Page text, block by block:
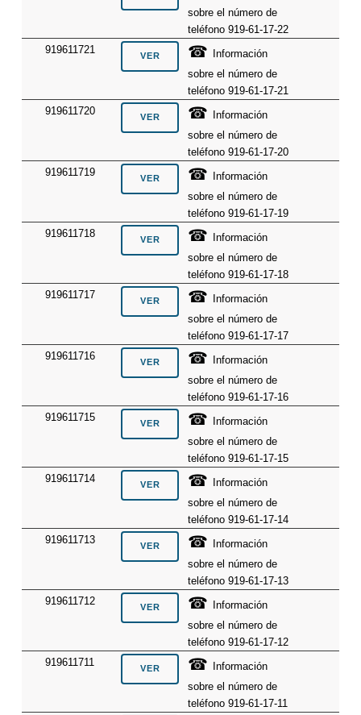
sobre el número de
teléfono 919-61-17-22
919611721
☎
Información
sobre el número de
teléfono 919-61-17-21
919611720
☎
Información
sobre el número de
teléfono 919-61-17-20
919611719
☎
Información
sobre el número de
teléfono 919-61-17-19
919611718
☎
Información
sobre el número de
teléfono 919-61-17-18
919611717
☎
Información
sobre el número de
teléfono 919-61-17-17
919611716
☎
Información
sobre el número de
teléfono 919-61-17-16
919611715
☎
Información
sobre el número de
teléfono 919-61-17-15
919611714
☎
Información
sobre el número de
teléfono 919-61-17-14
919611713
☎
Información
sobre el número de
teléfono 919-61-17-13
919611712
☎
Información
sobre el número de
teléfono 919-61-17-12
919611711
☎
Información
sobre el número de
teléfono 919-61-17-11